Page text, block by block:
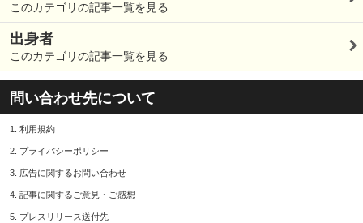
このカテゴリの記事一覧を見る
出身者
このカテゴリの記事一覧を見る
問い合わせ先について
1. 利用規約
2. プライバシーポリシー
3. 広告に関するお問い合わせ
4. 記事に関するご意見・ご感想
5. プレスリリース送付先